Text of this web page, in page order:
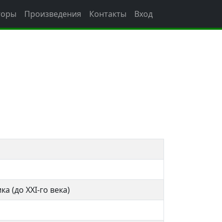
Произведения Контакты Вход
(до XXI-го века)